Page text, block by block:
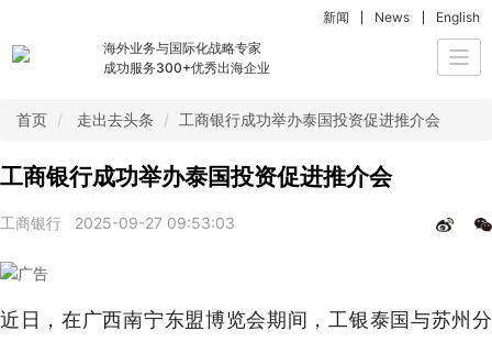
海外业务与国际化战略专家
成功服务300+优秀出海企业
新闻 News English
首页 走出去头条 工商银行成功举办泰国投资促进推介会
工商银行成功举办泰国投资促进推介会
工商银行 2025-09-27 09:53:03
近日，在广西南宁东盟博览会期间，工银泰国与苏州分